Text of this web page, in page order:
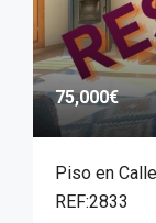
75,000€
Piso en
REF:2833